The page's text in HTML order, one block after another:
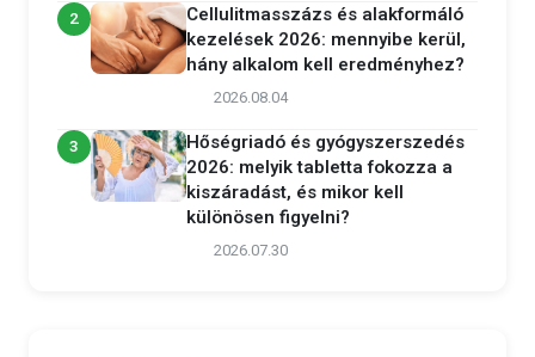
2
Cellulitmasszázs és alakformáló
kezelések 2026: mennyibe kerül,
hány alkalom kell eredményhez?
2026.08.04
3
Hőségriadó és gyógyszerszedés
2026: melyik tabletta fokozza a
kiszáradást, és mikor kell
különösen figyelni?
2026.07.30